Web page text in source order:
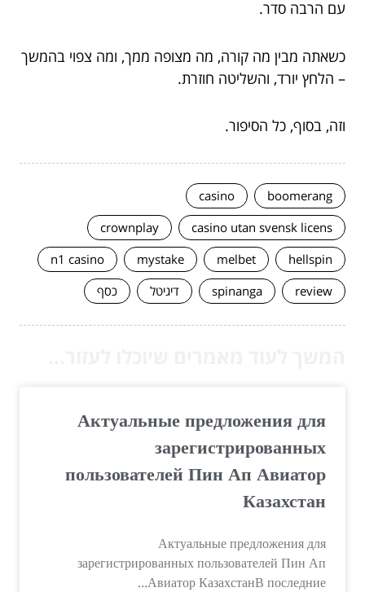
עם הרבה סדר.
כשאתה מבין מה קורה, מה מצופה ממך, ומה צפוי בהמשך
– הלחץ יורד, והשליטה חוזרת.
וזה, בסוף, כל הסיפור.
boomerang
casino
casino utan svensk licens
crownplay
hellspin
melbet
mystake
n1 casino
review
spinanga דיגיטל כסף
Актуальные предложения для
зарегистрированных
пользователей Пин Ап Авиатор
Казахстан
Актуальные предложения для
зарегистрированных пользователей Пин Ап
Авиатор КазахстанВ последние...